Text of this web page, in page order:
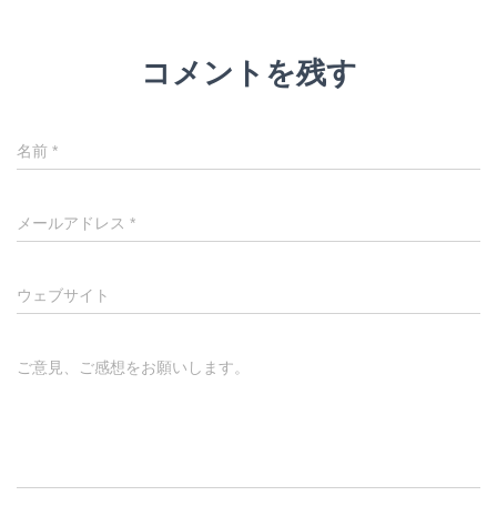
コメントを残す
名前 *
メールアドレス *
ウェブサイト
ご意見、ご感想をお願いします。